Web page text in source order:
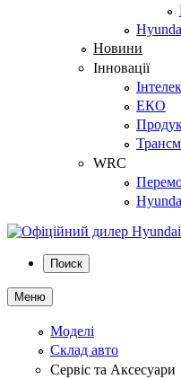
Новини
Інновації
ЕКО
WRC
Поиск
Меню
Моделі
Склад авто
Сервіс та Аксесуари